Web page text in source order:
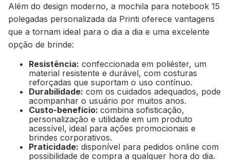
Além do design moderno, a mochila para notebook 15
polegadas personalizada da Printi oferece vantagens
que a tornam ideal para o dia a dia e uma excelente
opção de brinde:
Resistência: confeccionada em poliéster, um
material resistente e durável, com costuras
reforçadas que suportam o uso contínuo.
Durabilidade: com os cuidados adequados, pode
acompanhar o usuário por muitos anos.
Custo-benefício: combina sofisticação,
personalização e utilidade em um produto
acessível, ideal para ações promocionais e
brindes corporativos.
Praticidade: disponível para pedidos online com
possibilidade de compra a qualquer hora do dia.